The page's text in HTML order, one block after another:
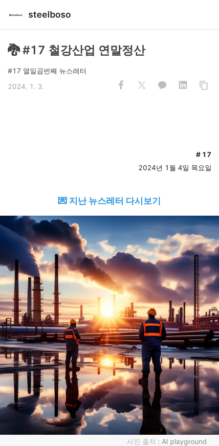
steelboso
🐉 #17 철강산업 연말정산
#17 열일곱번째 뉴스레터
2024. 1. 3.
# 17
2024년 1월 4일 목요일
💌 지난 뉴스레터 다시보기
사진 출처 : AI playground